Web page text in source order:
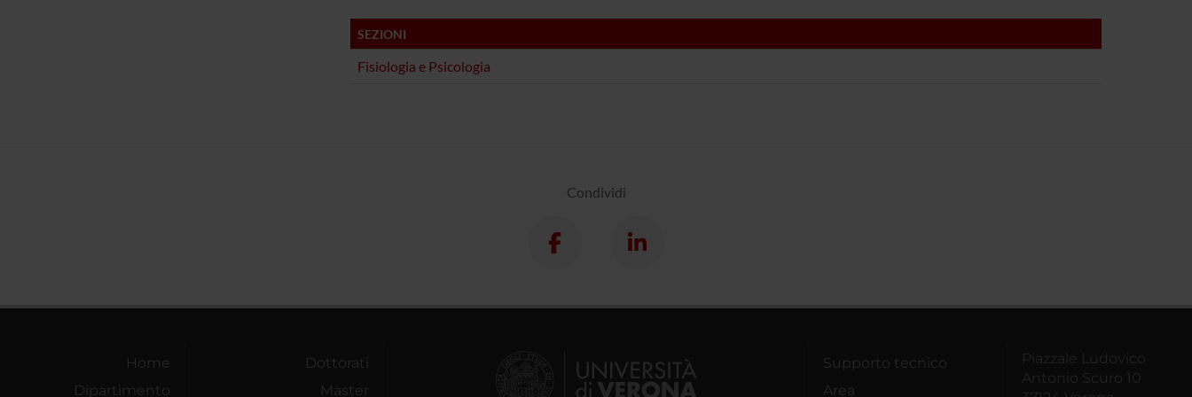
SEZIONI
Fisiologia e Psicologia
Condividi
Home
Dipartimento
Dottorati
Master
Supporto tecnico
Area
Piazzale Ludovico
Antonio Scuro 10